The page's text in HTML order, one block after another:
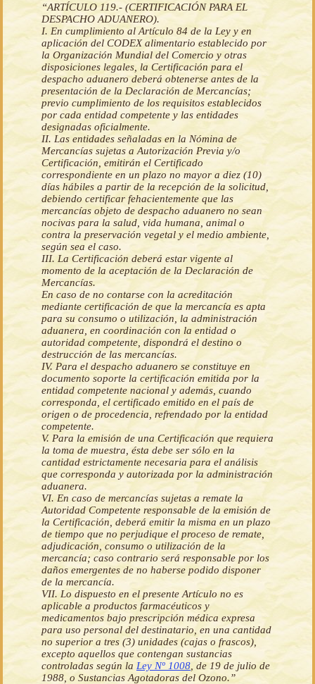
“ARTÍCULO 119.- (CERTIFICACIÓN PARA EL
DESPACHO ADUANERO).
I. En cumplimiento al Artículo 84 de la Ley y en
aplicación del CODEX alimentario establecido por
la Organización Mundial del Comercio y otras
disposiciones legales, la Certificación para el
despacho aduanero deberá obtenerse antes de la
presentación de la Declaración de Mercancías;
previo cumplimiento de los requisitos establecidos
por cada entidad competente y las entidades
designadas oficialmente.
II. Las entidades señaladas en la Nómina de
Mercancías sujetas a Autorización Previa y/o
Certificación, emitirán el Certificado
correspondiente en un plazo no mayor a diez (10)
días hábiles a partir de la recepción de la solicitud,
debiendo certificar fehacientemente que las
mercancías objeto de despacho aduanero no sean
nocivas para la salud, vida humana, animal o
contra la preservación vegetal y el medio ambiente,
según sea el caso.
III. La Certificación deberá estar vigente al
momento de la aceptación de la Declaración de
Mercancías.
En caso de no contarse con la acreditación
mediante certificación de que la mercancía es apta
para su consumo o utilización, la administración
aduanera, en coordinación con la entidad o
autoridad competente, dispondrá el destino o
destrucción de las mercancías.
IV. Para el despacho aduanero se constituye en
documento soporte la certificación emitida por la
entidad competente nacional y además, cuando
corresponda, el certificado emitido en el país de
origen o de procedencia, refrendado por la entidad
competente.
V. Para la emisión de una Certificación que requiera
la toma de muestra, ésta debe ser sólo en la
cantidad estrictamente necesaria para el análisis
que corresponda y autorizada por la administración
aduanera.
VI. En caso de mercancías sujetas a remate la
Autoridad Competente responsable de la emisión de
la Certificación, deberá emitir la misma en un plazo
de tiempo que no perjudique el proceso de remate,
adjudicación, consumo o utilización de la
mercancía; caso contrario será responsable por los
daños emergentes de no haberse podido disponer
de la mercancía.
VII. Lo dispuesto en el presente Artículo no es
aplicable a productos farmacéuticos y
medicamentos bajo prescripción médica expresa
para uso personal del destinatario, en una cantidad
no superior a tres (3) unidades (cajas o frascos),
excepto aquellos que contengan sustancias
controladas según la Ley Nº 1008 , de 19 de julio de
1988, o Sustancias Agotadoras del Ozono.”